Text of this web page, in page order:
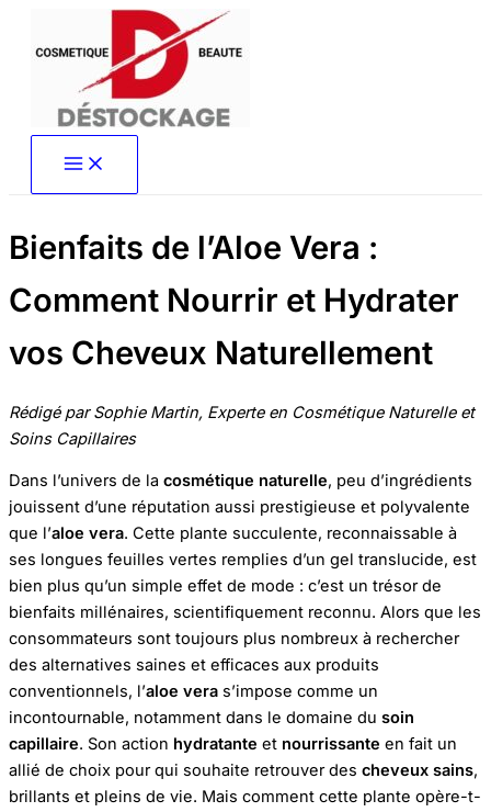
Bienfaits de l’Aloe Vera :
Comment Nourrir et Hydrater
vos Cheveux Naturellement
Rédigé par Sophie Martin, Experte en Cosmétique Naturelle et
Soins Capillaires
Dans l’univers de la cosmétique naturelle, peu d’ingrédients
jouissent d’une réputation aussi prestigieuse et polyvalente
que l’aloe vera. Cette plante succulente, reconnaissable à
ses longues feuilles vertes remplies d’un gel translucide, est
bien plus qu’un simple effet de mode : c’est un trésor de
bienfaits millénaires, scientifiquement reconnu. Alors que les
consommateurs sont toujours plus nombreux à rechercher
des alternatives saines et efficaces aux produits
conventionnels, l’aloe vera s’impose comme un
incontournable, notamment dans le domaine du soin
capillaire. Son action hydratante et nourrissante en fait un
allié de choix pour qui souhaite retrouver des cheveux sains,
brillants et pleins de vie. Mais comment cette plante opère-t-